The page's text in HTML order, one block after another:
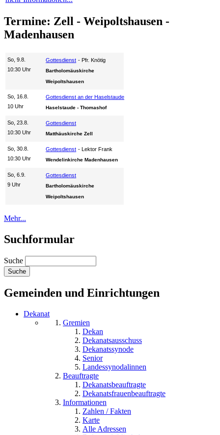
Termine: Zell - Weipoltshausen -
Madenhausen
So, 9.8.
10:30 Uhr
Gottesdienst Pfr. Knötig
Bartholomäuskirche
Weipoltshausen
So, 16.8.
10 Uhr
Gottesdienst an der Haselstaude
Haselstaude - Thomashof
So, 23.8.
10:30 Uhr
Gottesdienst
Matthäuskirche Zell
So, 30.8.
10:30 Uhr
Gottesdienst Lektor Frank
Wendelinkirche Madenhausen
So, 6.9.
9 Uhr
Gottesdienst
Bartholomäuskirche
Weipoltshausen
Mehr...
Suchformular
Suche
Gemeinden und Einrichtungen
Dekanat
Gremien
Dekan
Dekanatsausschuss
Dekanatssynode
Senior
Landessynodalinnen
Beauftragte
Dekanatsbeauftragte
Dekanatsfrauenbeauftragte
Informationen
Zahlen / Fakten
Karte
Alle Adressen